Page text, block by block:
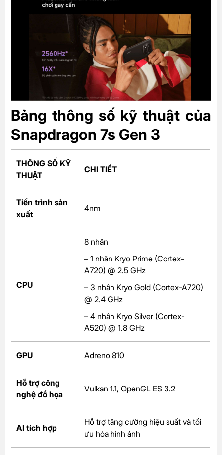
Bảng thông số kỹ thuật của
Snapdragon 7s Gen 3
THÔNG SỐ KỸ
THUẬT
CHI TIẾT
Tiến trình sản
xuất
4nm
CPU
8 nhân
– 1 nhân Kryo Prime (Cortex-
A720) @ 2.5 GHz
– 3 nhân Kryo Gold (Cortex-A720)
@ 2.4 GHz
– 4 nhân Kryo Silver (Cortex-
A520) @ 1.8 GHz
GPU Adreno 810
Hỗ trợ công
nghệ đồ họa
Vulkan 1.1, OpenGL ES 3.2
AI tích hợp
Hỗ trợ tăng cường hiệu suất và tối
ưu hóa hình ảnh